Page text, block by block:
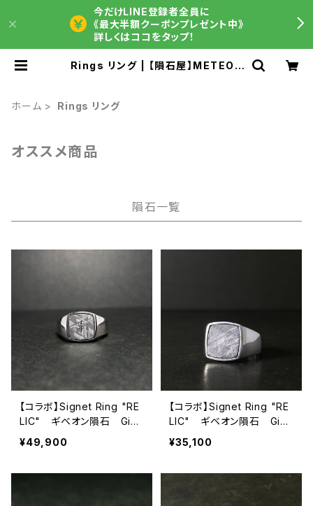
今だけLINE登録者全員に
《最大半額クーポンプレゼント中》
詳しくはココをタップ！
Rings リング | 【隕石屋】METEOS
ホーム Rings リング
オススメ商品
隕石一覧
【コラボ】Signet Ring "RE
LIC" ギベオン隕石 Gib
eon Meteorite 2608010
¥49,900
【コラボ】Signet Ring "RE
LIC" ギベオン隕石 Gib
eon Meteorite 2607090
¥35,100